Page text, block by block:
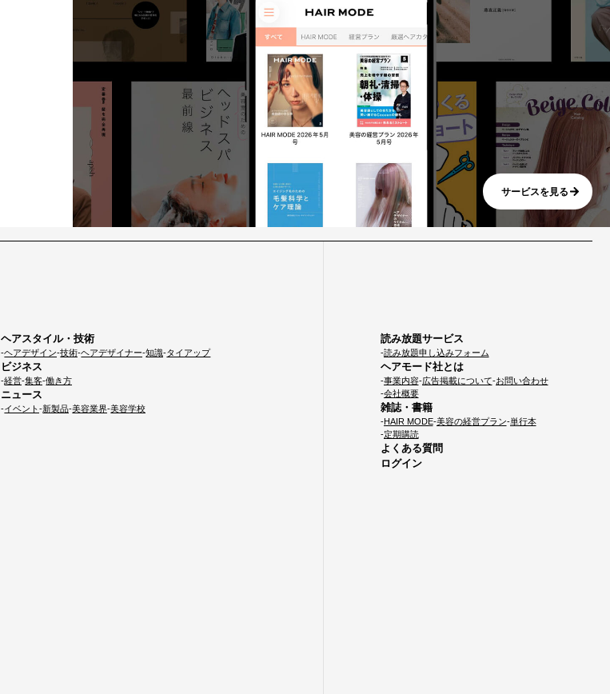
サービスを見る
ヘアスタイル・技術
ヘアデザイン 技術 ヘアデザイナー 知識 タイアップ
ビジネス
経営 集客 働き方
ニュース
イベント 新製品 美容業界 美容学校
読み放題サービス
読み放題申し込みフォーム
ヘアモード社とは
事業内容 広告掲載について お問い合わせ
会社概要
雑誌・書籍
HAIR MODE 美容の経営プラン 単行本
定期購読
よくある質問
ログイン